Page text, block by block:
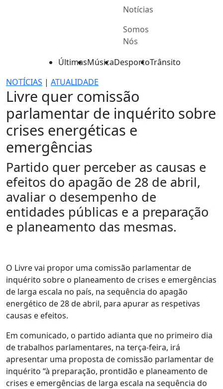
Notícias
Somos
Nós
ÚltimasMúsicaDesportoTrânsito
NOTÍCIAS | ATUALIDADE
Livre quer comissão
parlamentar de inquérito sobre
crises energéticas e
emergências
Partido quer perceber as causas e
efeitos do apagão de 28 de abril,
avaliar o desempenho de
entidades públicas e a preparação
e planeamento das mesmas.
O Livre vai propor uma comissão parlamentar de
inquérito sobre o planeamento de crises e emergências
de larga escala no país, na sequência do apagão
energético de 28 de abril, para apurar as respetivas
causas e efeitos.
Em comunicado, o partido adianta que no primeiro dia
de trabalhos parlamentares, na terça-feira, irá
apresentar uma proposta de comissão parlamentar de
inquérito “à preparação, prontidão e planeamento de
crises e emergências de larga escala na sequência do